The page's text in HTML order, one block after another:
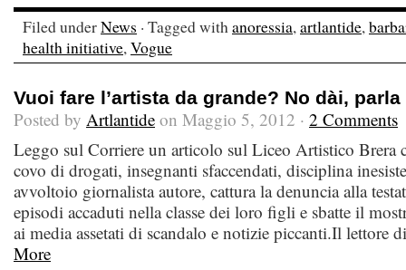
Filed underNews · Tagged withanoressia,artlantide,
health initiative,Vogue
Vuoi fare l’artista da grande? No dài,
Posted by Artlantide on Maggio 5, 2012 · 2 Comments
Leggo sul Corriere un articolo sul Liceo Artistico Brera
covo di drogati, insegnanti sfaccendati, disciplina
avvoltoio giornalista autore, cattura la denuncia alla
episodi accaduti nella classe dei loro figli e sbatte il
ai media assetati di scandalo e notizie piccanti.Il lettore
More